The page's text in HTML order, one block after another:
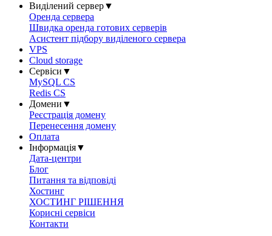
Виділений сервер▼
Оренда сервера
Швидка оренда готових серверів
Асистент підбору виділеного сервера
VPS
Cloud storage
Сервіси ▼
MySQL CS
Redis CS
Домени ▼
Реєстрація домену
Перенесення домену
Оплата
Інформація▼
Дата-центри
Блог
Питання та відповіді
Хостинг
ХОСТИНГ РІШЕННЯ
Корисні сервіси
Контакти